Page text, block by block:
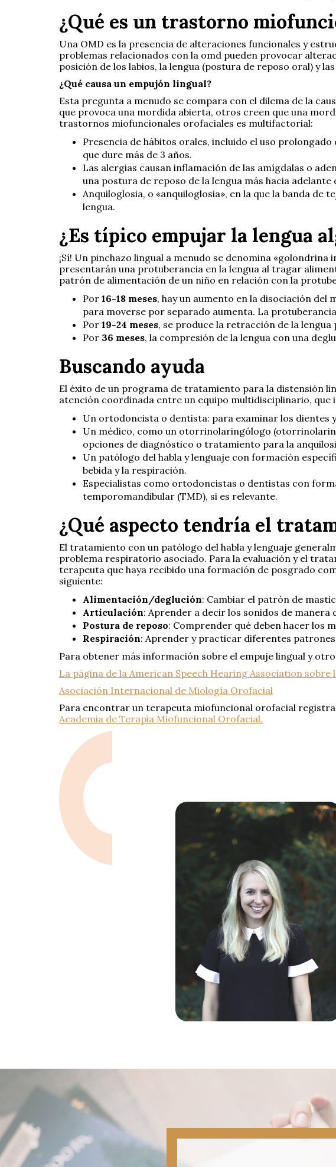
¿Qué es un trastorno
Una OMD es la presencia de alteraciones funcionales y
problemas relacionados con la omd pueden provocar
posición de los labios, la lengua (postura de reposo oral) y
¿Qué causa un empujón lingual?
Esta pregunta a menudo se compara con el dilema de la
que provoca una mordida abierta, otros creen que una
trastornos miofuncionales orofaciales es multifactorial:
Presencia de hábitos orales, incluido el uso
que dure más de 3 años.
Las alergias causan inflamación de las amígdalas o
una postura de reposo de la lengua más hacia
Anquiloglosia, o «anquiloglosia», en la que la banda
lengua.
¿Es típico empujar la lengua
¡Sí! Un pinchazo lingual a menudo se denomina
presentarán una protuberancia en la lengua al tragar
patrón de alimentación de un niño en relación con la
Por 16-18 meses, hay un aumento en la disociación del
para moverse por separado aumenta. La
Por 19-24 meses, se produce la retracción de la
Por 36 meses, la compresión de la lengua con una
Buscando ayuda
El éxito de un programa de tratamiento para la distensión
atención coordinada entre un equipo multidisciplinario, que
Un ortodoncista o dentista: para examinar los dientes
Un médico, como un otorrinolaringólogo
opciones de diagnóstico o tratamiento para la
Un patólogo del habla y lenguaje con formación
bebida y la respiración.
Especialistas como ortodoncistas o dentistas con
temporomandibular (TMD), si es relevante.
¿Qué aspecto tendría el
El tratamiento con un patólogo del habla y lenguaje
problema respiratorio asociado. Para la evaluación y el
terapeuta que haya recibido una formación de posgrado
siguiente:
Alimentación/deglución: Cambiar el patrón de
Articulación: Aprender a decir los sonidos de manera
Postura de reposo: Comprender qué deben hacer los
Respiración: Aprender y practicar diferentes
Para obtener más información sobre el empuje lingual y
La página de la American Speech Hearing Association sobre
Asociación Internacional de Miología Orofacial
Para encontrar un terapeuta miofuncional orofacial
Academia de Terapia Miofuncional Orofacial.